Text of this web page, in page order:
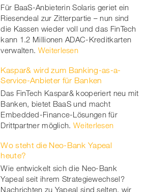
Für BaaS-Anbieterin Solaris geriet ein
Riesendeal zur Zitterpartie – nun sind
die Kassen wieder voll und das FinTech
kann 1.2 Millionen ADAC-Kreditkarten
verwalten. Weiterlesen
Kaspar& wird zum Banking-as-a-
Service-Anbieter für Banken
Das FinTech Kaspar& kooperiert neu mit
Banken, bietet BaaS und macht
Embedded-Finance-Lösungen für
Drittpartner möglich. Weiterlesen
Wo steht die Neo-Bank Yapeal
heute?
Wie entwickelt sich die Neo-Bank
Yapeal seit ihrem Strategiewechsel?
Nachrichten zu Yapeal sind selten, wir